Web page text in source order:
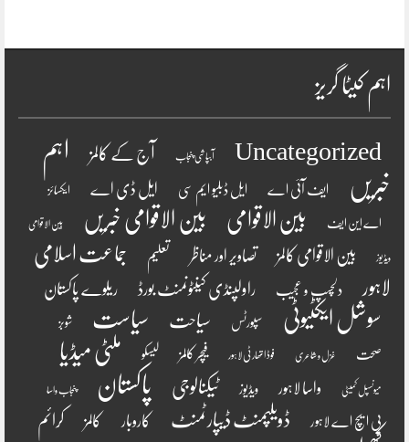
اہم کیٹا گریز
Uncategorized آبپاشی پنجاب آج کے کالمز
اہم
خبریں
ایف آئی اے ایل ڈبلیو ایم سی ایل ڈی اے ایکسائز
اے این ایف بین الاقوامی بین الاقوامی خبریں بین الاقوامی
ویڈیوز بین الاقوامی کالمز تصاویر اور مناظر تعلیم
جماعت اسلامی
لاہور
دلچسپ و عجیب راولپنڈی کینٹونمنٹ بورڈ ریلوے پاکستان
سوشل ایکٹیوٹی سپورٹس سیاحت سیاست شوبز
صحت غزل و شاعری فوڈ اتھارٹی لاہور فیچر کالمز لیسکو ملٹی میڈیا
میونسپل کمیٹی واسا لاہور ویڈیوز ٹیکنالوجی پاکستان پنجاب واسا
پی ایچ اے لاہور ڈویلپمنٹ ڈیپارٹمنٹ کاروبار کالمز کرائم